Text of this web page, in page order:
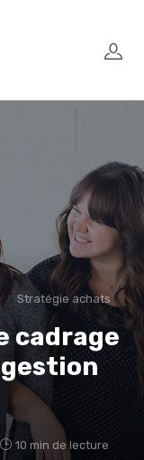
Stratégie achats
cadrage
10 min de lecture